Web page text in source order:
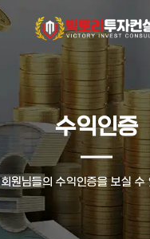
수익인증
회원님들의 수익인증을 보실 수